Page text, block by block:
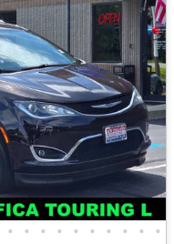
• • • • • • • • • •